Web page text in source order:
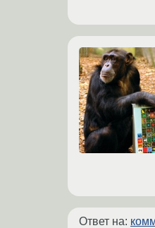
Ответ на: